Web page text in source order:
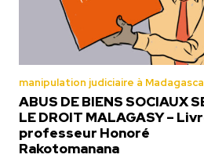
manipulation judiciaire à
ABUS DE BIENS SOCIAUX
LE DROIT MALAGASY –
professeur Honoré
Rakotomanana